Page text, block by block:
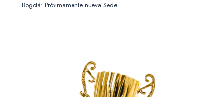
Bogotá: Próximamente nueva Sede